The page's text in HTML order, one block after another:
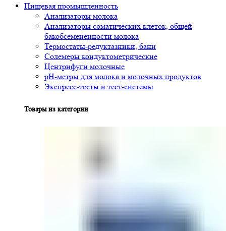
Пищевая промышленность
Анализаторы молока
Анализаторы соматических клеток, общей
бакобсемененности молока
Термостаты-редуктазники, бани
Солемеры кондуктометрические
Центрифуги молочные
pH-метры для молока и молочных продуктов
Экспресс-тесты и тест-системы
Товары из категории